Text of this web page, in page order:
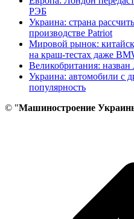
РЭБ
Украина: страна
производстве Patriot
Мировой рынок:
на краш-тестах даже
Великобритания:
Украина: автомобили с
популярность
© "Машиностроение